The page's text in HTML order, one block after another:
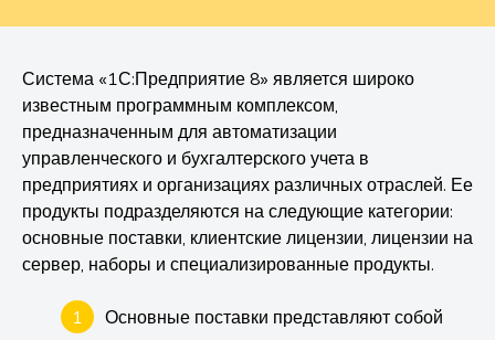
Система «1С:Предприятие 8» является широко
известным программным комплексом,
предназначенным для автоматизации
управленческого и бухгалтерского учета в
предприятиях и организациях различных отраслей. Ее
продукты подразделяются на следующие категории:
основные поставки, клиентские лицензии, лицензии на
сервер, наборы и специализированные продукты.
Основные поставки представляют собой